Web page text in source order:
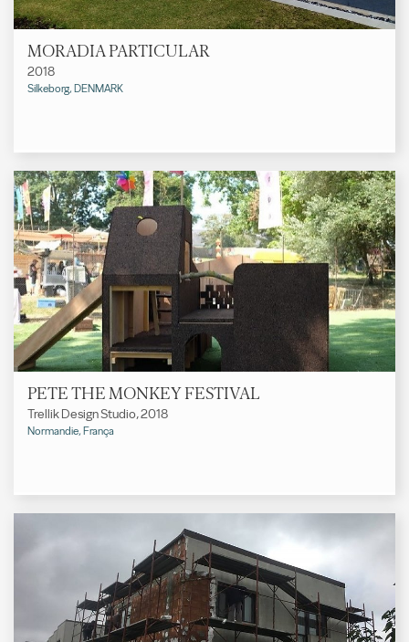
MORADIA PARTICULAR
2018
Silkeborg, DENMARK
PETE THE MONKEY FESTIVAL
Trellik Design Studio, 2018
Normandie, França